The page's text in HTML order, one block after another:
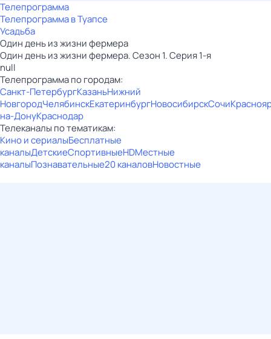
Телепрограмма
Телепрограмма в Туапсе
Усадьба
Один день из жизни фермера
Один день из жизни фермера. Сезон 1. Серия 1-я
null
Телепрограмма по городам:
Санкт-ПетербургКазаньНижний
НовгородЧелябинскЕкатеринбургНовосибирскСочи
на-ДонуКраснодар
Телеканалы по тематикам:
Кино и сериалыБесплатные
каналыДетскиеСпортивныеHDМестные
каналыПознавательные20 каналовНовостные